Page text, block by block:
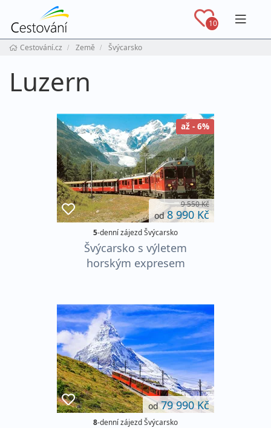
10
Cestování.cz Země Švýcarsko
Luzern
až - 6%
9 550 Kč
od8 990 Kč
5-denní zájezd Švýcarsko
Švýcarsko s výletem
horským expresem
od79 990 Kč
8-denní zájezd Švýcarsko